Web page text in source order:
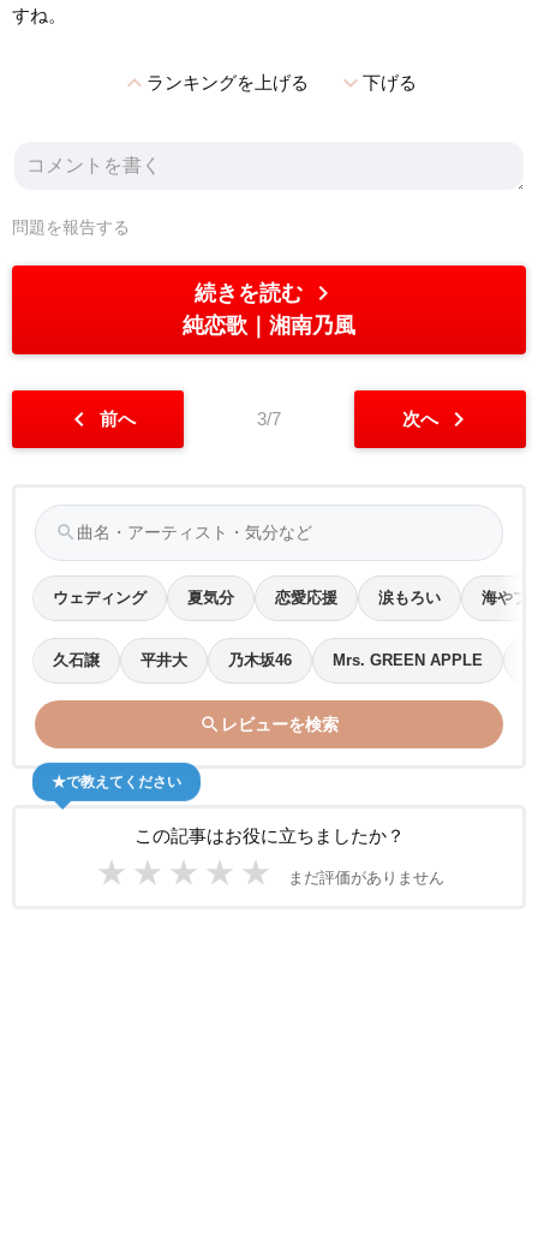
すね。
expand_lessランキングを上げる expand_more下げる
問題を報告する
続きを読む chevron_right
純恋歌 湘南乃風
chevron_left 前へ 3/7 次へ chevron_right
search
ウェディング 夏気分 恋愛応援 涙もろい 海やプ
久石譲 平井大 乃木坂46 Mrs. GREEN APPLE
search レビューを検索
この記事はお役に立ちましたか？
★ ★ ★ ★ ★ まだ評価がありません
★で教えてください